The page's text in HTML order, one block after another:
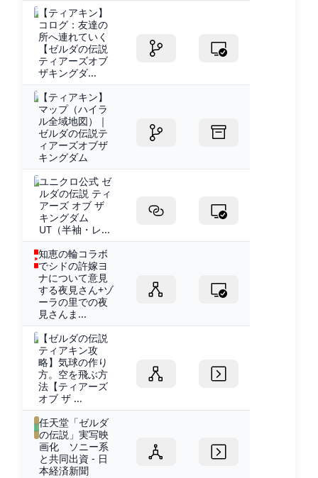
【ティアキン】
コログ：友達の
所へ連れていく
【ゼルダの伝説
ティアーズオブ
ザキングダ...
【ティアキン】
マップ（ハイラ
ル全域地図）｜
ゼルダの伝説テ
ィアーズオブザ
キングダム
ユニクロ公式 ゼ
ルダの伝説 ティ
アーズ オブ ザ
キングダム
UT（半袖・レ...
知恵の輪コラボ
でシドの許嫁ヨ
ナについて意見
する夜見さん+ゾ
ーラの里での夜
見さんま...
【ゼルダの伝説
ティアキン攻
略】気球の作り
方。空を飛ぶ方
法【ティアーズ
オブ ザ ...
任天堂「ゼルダ
の伝説」実写映
画化 ソニー系
と共同出資 - 日
本経済新聞